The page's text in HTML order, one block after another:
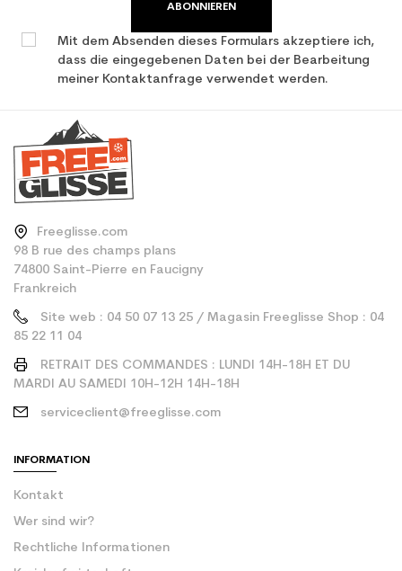
ABONNIEREN
Mit dem Absenden dieses Formulars akzeptiere ich,
dass die eingegebenen Daten bei der Bearbeitung
meiner Kontaktanfrage verwendet werden.
Freeglisse.com
98 B rue des champs plans
74800 Saint-Pierre en Faucigny
Frankreich
Site web : 04 50 07 13 25 / Magasin Freeglisse Shop : 04
85 22 11 04
RETRAIT DES COMMANDES : LUNDI 14H-18H ET DU
MARDI AU SAMEDI 10H-12H 14H-18H
serviceclient@freeglisse.com
INFORMATION
Kontakt
Wer sind wir?
Rechtliche Informationen